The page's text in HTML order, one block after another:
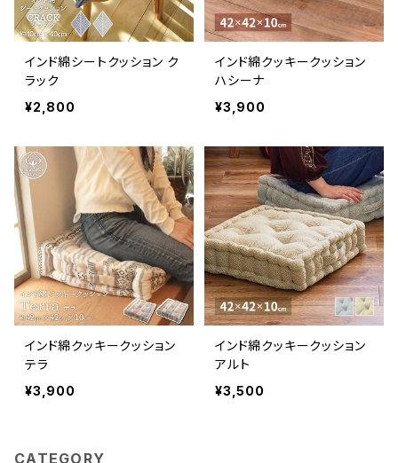
インド綿シートクッション ク
ラック
¥2,800
インド綿クッキークッション
ハシーナ
¥3,900
インド綿クッキークッション
テラ
¥3,900
インド綿クッキークッション
アルト
¥3,500
CATEGORY